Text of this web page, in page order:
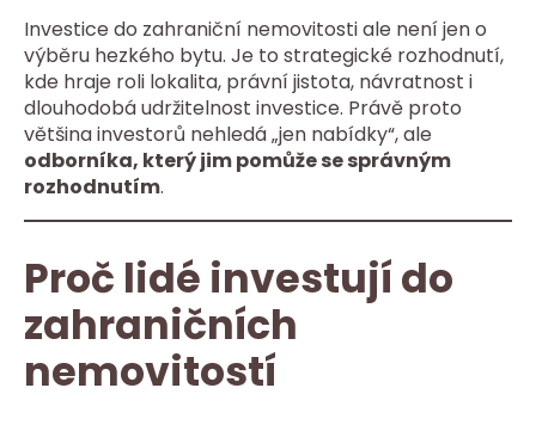
Investice do zahraniční nemovitosti ale není jen o
výběru hezkého bytu. Je to strategické rozhodnutí,
kde hraje roli lokalita, právní jistota, návratnost i
dlouhodobá udržitelnost investice. Právě proto
většina investorů nehledá „jen nabídky“, ale
odborníka, který jim pomůže se správným
rozhodnutím.
Proč lidé investují do
zahraničních
nemovitostí